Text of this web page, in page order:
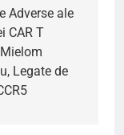
Adverse ale
CAR T
Legate de